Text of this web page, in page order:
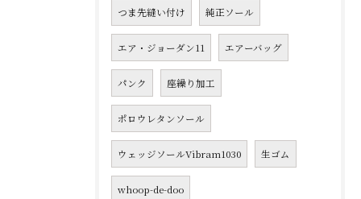
つま先縫い付け 純正ソール
エア・ジョーダン11 エアーバッグ
パンク 座繰り加工
ポロウレタンソール
ウェッジソールVibram1030 生ゴム
whoop-de-doo